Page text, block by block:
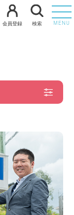
会員登録 検索 MENU